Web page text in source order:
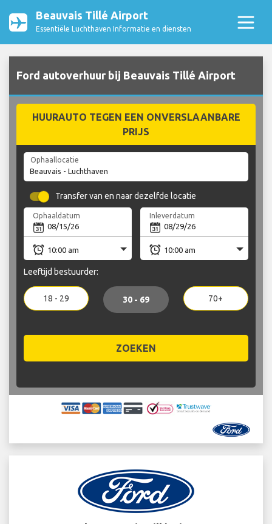
Beauvais Tillé Airport
Essentiële Luchthaven Informatie en diensten
Ford autoverhuur bij Beauvais Tillé Airport
HUURAUTO TEGEN EEN ONVERSLAANBARE
PRIJS
Ophaallocatie
Transfer van en naar dezelfde locatie
Ophaaldatum Inleverdatum
Leeftijd bestuurder:
18 - 29 30 - 69 70+
ZOEKEN